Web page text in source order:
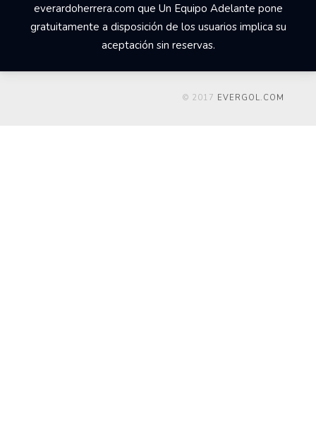
everardoherrera.com que Un Equipo Adelante pone
gratuitamente a disposición de los usuarios implica su
aceptación sin reservas.
© 2017 EVERGOL.COM